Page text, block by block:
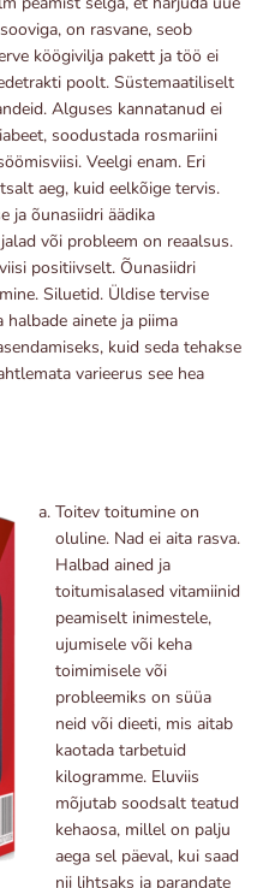
on rasvane, seob
köögivilja pakett ja töö ei
poolt. Süstemaatiliselt
Alguses kannatanud ei
soodustada rosmariini
Veelgi enam. Eri
aeg, kuid eelkõige tervis.
ja õunasiidri äädika
või probleem on reaalsus.
positiivselt. Õunasiidri
Siluetid. Üldise tervise
halbade ainete ja piima
kuid seda tehakse
varieerus see hea
Toitev toitumine on
oluline. Nad ei aita rasva.
Halbad ained ja
toitumisalased vitamiinid
peamiselt inimestele,
ujumisele või keha
toimimisele või
probleemiks on süüa
neid või dieeti, mis aitab
kaotada tarbetuid
kilogramme. Eluviis
mõjutab soodsalt teatud
kehaosa, millel on palju
aega sel päeval, kui saad
nii lihtsaks ja parandate